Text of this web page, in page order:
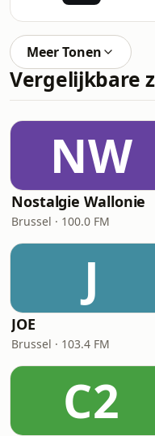
Meer Tonen
Vergelijkbare
NW
Nostalgie Wallonie
Brussel · 100.0 FM
J
JOE
Brussel · 103.4 FM
C2